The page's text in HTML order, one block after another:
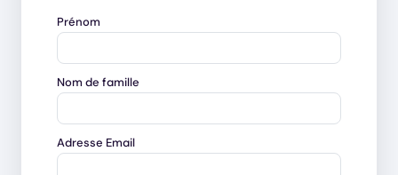
Prénom
Nom de famille
Adresse Email